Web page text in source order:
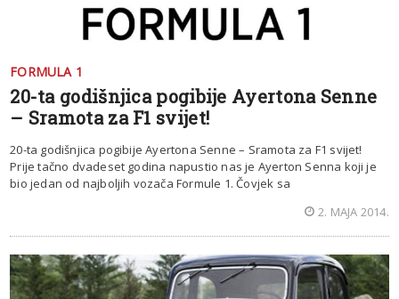
FORMULA 1
20-ta godišnjica pogibije Ayertona Senne
– Sramota za F1 svijet!
20-ta godišnjica pogibije Ayertona Senne – Sramota za F1 svijet!
Prije tačno dvadeset godina napustio nas je Ayerton Senna koji je
bio jedan od najboljih vozača Formule 1. Čovjek sa
2. MAJA 2014.